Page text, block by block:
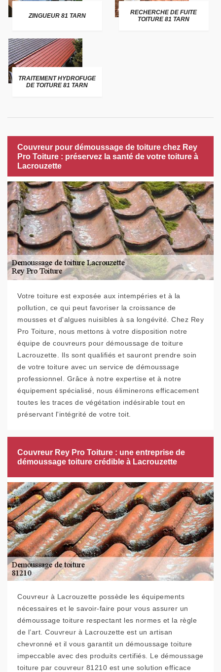
ZINGUEUR 81 TARN
RECHERCHE DE FUITE
TOITURE 81 TARN
TRAITEMENT HYDROFUGE
DE TOITURE 81 TARN
Couvreur pour démoussage de toiture chez Rey
Pro Toiture : préservez la santé de votre toiture à
Lacrouzette
Votre toiture est exposée aux intempéries et à la
pollution, ce qui peut favoriser la croissance de
mousses et d'algues nuisibles à sa longévité. Chez Rey
Pro Toiture, nous mettons à votre disposition notre
équipe de couvreurs pour démoussage de toiture
Lacrouzette. Ils sont qualifiés et sauront prendre soin
de votre toiture avec un service de démoussage
professionnel. Grâce à notre expertise et à notre
équipement spécialisé, nous éliminerons efficacement
toutes les traces de végétation indésirable tout en
préservant l'intégrité de votre toit.
Couvreur Rey Pro Toiture : une entreprise de
démoussage toiture crédible à Lacrouzette
Couvreur à Lacrouzette possède les équipements
nécessaires et le savoir-faire pour vous assurer un
démoussage toiture respectant les normes et la règle
de l’art. Couvreur à Lacrouzette est un artisan
chevronné et il vous garantit un démoussage toiture
impeccable avec des produits certifiés. Le démoussage
toiture par couvreur 81210 est une solution efficace